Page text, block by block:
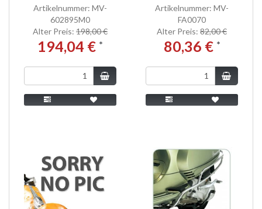
Artikelnummer: MV-
602895M0
Alter Preis: 198,00 €
194,04 € *
Artikelnummer: MV-
FA0070
Alter Preis: 82,00 €
80,36 € *